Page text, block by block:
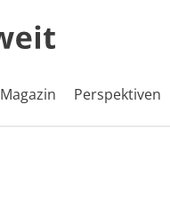
Magazin Perspektiven